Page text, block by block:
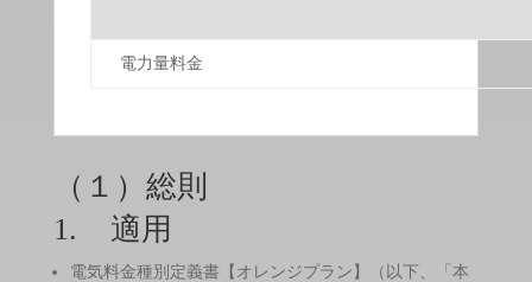
電力量料金
（１）総則
1. 適用
電気料金種別定義書【オレンジプラン】（以下、「本